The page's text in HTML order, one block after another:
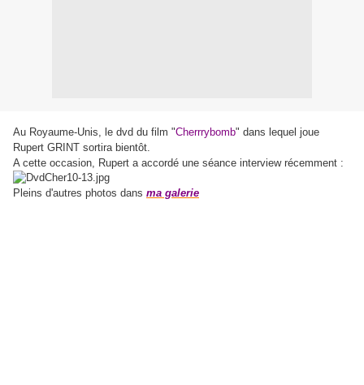
Au Royaume-Unis, le dvd du film "Cherrrybomb" dans lequel joue
Rupert GRINT sortira bientôt.
A cette occasion, Rupert a accordé une séance interview récemment :
Pleins d'autres photos dans ma galerie